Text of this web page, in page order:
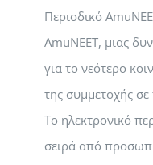
Περιοδικό
AmuNEET, μιας
για το νεότερο
της συμμετοχής
Το ηλεκτρονικό
σειρά από